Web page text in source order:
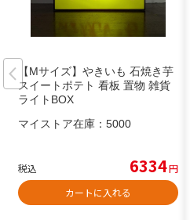
【Mサイズ】やきいも 石焼き芋
スイートポテト 看板 置物 雑貨
ライトBOX
マイストア在庫： 5000
税込 6334円
カートに入れる